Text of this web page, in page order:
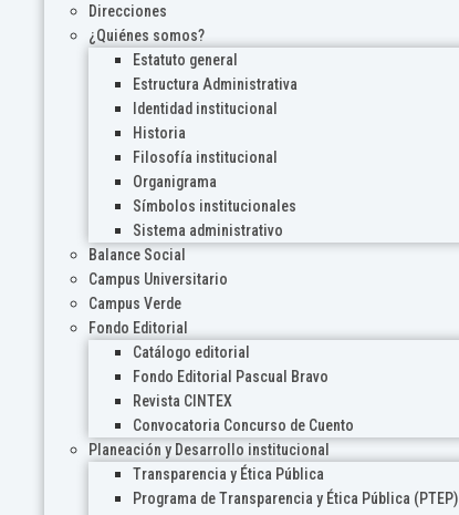
Direcciones
¿Quiénes somos?
Estatuto general
Estructura Administrativa
Identidad institucional
Historia
Filosofía institucional
Organigrama
Símbolos institucionales
Sistema administrativo
Balance Social
Campus Universitario
Campus Verde
Fondo Editorial
Catálogo editorial
Fondo Editorial Pascual Bravo
Revista CINTEX
Convocatoria Concurso de Cuento
Planeación y Desarrollo institucional
Transparencia y Ética Pública
Programa de Transparencia y Ética Pública (PTEP)